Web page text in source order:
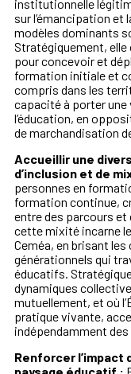
institutionnelle
sur l’émancipation
modèles dominants
Stratégiquement, elle
pour concevoir et
formation initiale et
compris dans les
capacité à porter une
l’éducation, en
de marchandisation
Accueillir une
d’inclusion et de
personnes en
formation continue,
entre des parcours
cette mixité incarne
Ceméa, en brisant
générationnels qui
éducatifs.
dynamiques
mutuellement, et où
pratique vivante,
indépendamment
Renforcer l’impact